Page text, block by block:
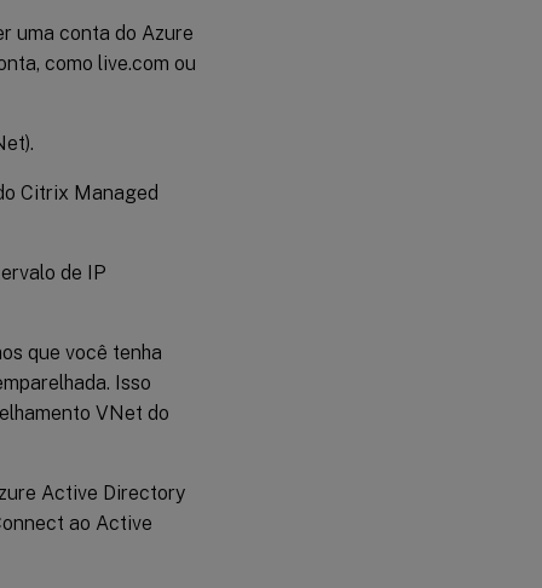
uma conta do Azure
como live.com ou
Citrix Managed
de IP
que você tenha
Isso
VNet do
Active Directory
ao Active